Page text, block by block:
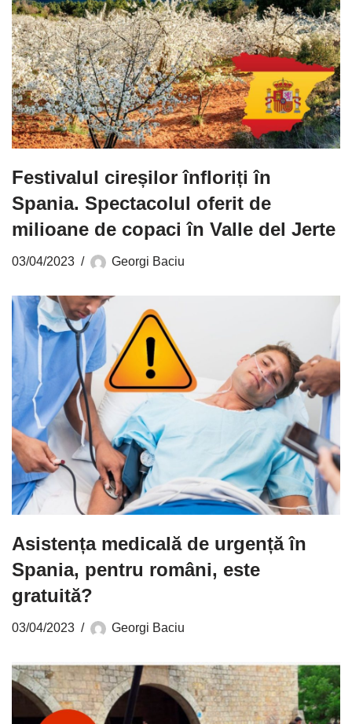
Festivalul cireșilor înfloriți în
Spania. Spectacolul oferit de
milioane de copaci în Valle del Jerte
03/04/2023 Georgi Baciu
Asistența medicală de urgență în
Spania, pentru români, este
gratuită?
03/04/2023 Georgi Baciu